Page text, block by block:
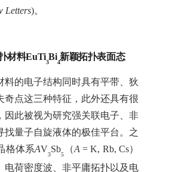
Letters)。
材料EuTi
3
Bi
4
新颖拓扑表面态
料的电子结构同时具有平带、狄
奇点这三种特征，此外还具有很
因此被视为研究强关联电子、非
找量子自旋液体的极佳平台。之
格体系AV
3
Sb
5
（A = K, Rb, Cs）
电荷密度波、非平庸拓扑以及电